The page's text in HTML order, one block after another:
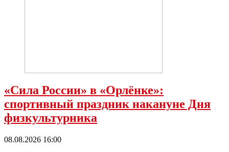
«Сила России» в «Орлёнке»:
спортивный праздник накануне Дня
физкультурника
08.08.2026 16:00